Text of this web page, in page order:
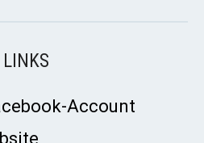
LINKS
Account